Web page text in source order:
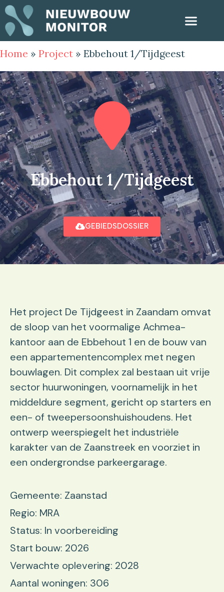
Home » Project » Ebbehout 1/Tijdgeest
Ebbehout 1/Tijdgeest
GEBIEDSDOSSIER
Het project De Tijdgeest in Zaandam omvat
de sloop van het voormalige Achmea-
kantoor aan de Ebbehout 1 en de bouw van
een appartementencomplex met negen
bouwlagen. Dit complex zal bestaan uit vrije
sector huurwoningen, voornamelijk in het
middeldure segment, gericht op starters en
een- of tweepersoonshuishoudens. Het
ontwerp weerspiegelt het industriële
karakter van de Zaanstreek en voorziet in
een ondergrondse parkeergarage.
Gemeente: Zaanstad
Regio: MRA
Status: In voorbereiding
Start bouw: 2026
Verwachte oplevering: 2028
Aantal woningen: 306